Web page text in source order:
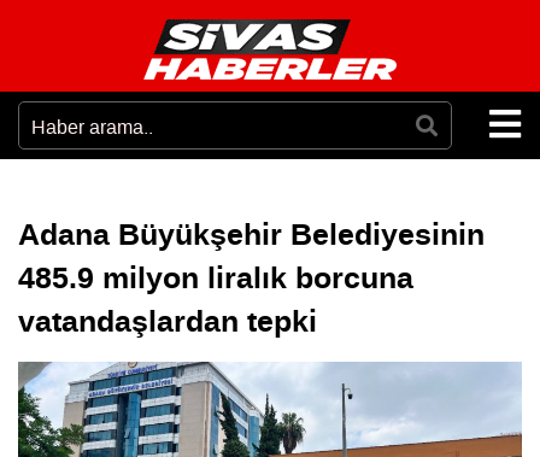
Adana Büyükşehir Belediyesinin
485.9 milyon liralık borcuna
vatandaşlardan tepki